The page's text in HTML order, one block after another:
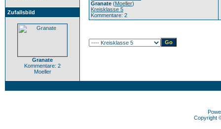
Zufallsbild
Granate
Kommentare: 2
Moeller
Granate (Moeller)
Kreisklasse 5
Kommentare: 2
Copyright